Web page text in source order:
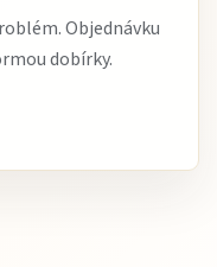
Objednávku
dobírky.